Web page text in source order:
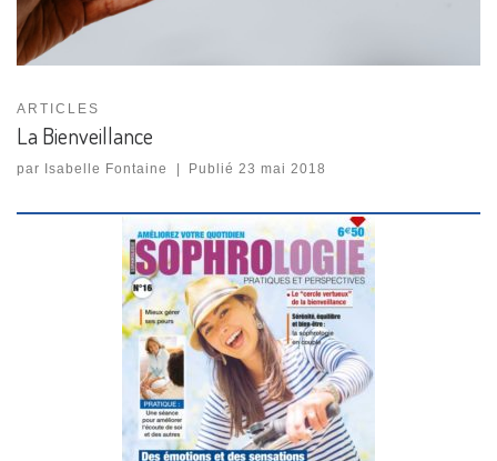
ARTICLES
La Bienveillance
par Isabelle Fontaine Publié23 mai 2018